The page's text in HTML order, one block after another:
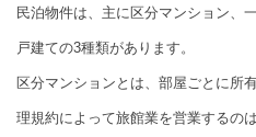
民泊物件は、主に区分マンション、
戸建ての3種類があります。
区分マンションとは、部屋ごとに所
理規約によって旅館業を営業するの